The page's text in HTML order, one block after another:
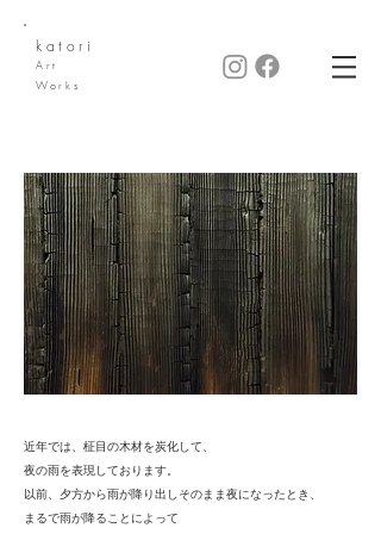
katori
Art
Works
近年では、柾目の木材を炭化して、
夜の雨を表現しております。
以前、夕方から雨が降り出しそのまま夜になったとき、
まるで雨が降ることによって